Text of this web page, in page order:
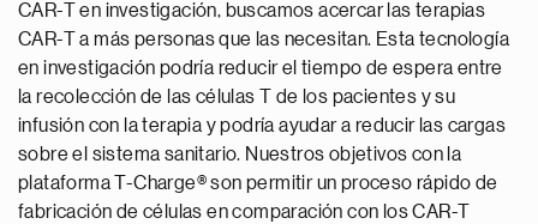
CAR-T en investigación, buscamos acercar las terapias
CAR-T a más personas que las necesitan. Esta tecnología
en investigación podría reducir el tiempo de espera entre
la recolección de las células T de los pacientes y su
infusión con la terapia y podría ayudar a reducir las cargas
sobre el sistema sanitario. Nuestros objetivos con la
plataforma T-Charge® son permitir un proceso rápido de
fabricación de células en comparación con los CAR-T